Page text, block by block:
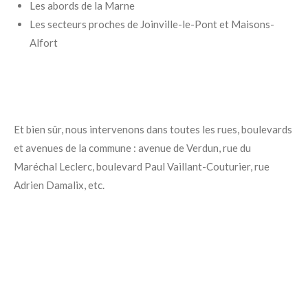
Les abords de la Marne
Les secteurs proches de Joinville-le-Pont et Maisons-
Alfort
Et bien sûr, nous intervenons dans toutes les rues, boulevards
et avenues de la commune : avenue de Verdun, rue du
Maréchal Leclerc, boulevard Paul Vaillant-Couturier, rue
Adrien Damalix, etc.